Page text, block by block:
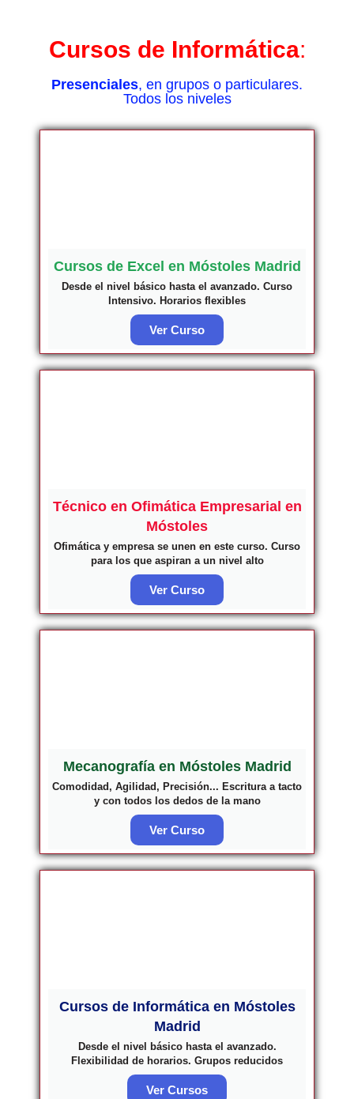
Cursos de Informática:
Presenciales, en grupos o particulares.
Todos los niveles
Cursos de Informática en Móstoles
Madrid
Desde el nivel básico hasta el avanzado.
Flexibilidad de horarios. Grupos reducidos
Ver Cursos
Mecanografía en Móstoles Madrid
Comodidad, Agilidad, Precisión... Escritura a tacto
y con todos los dedos de la mano
Ver Curso
Técnico en Ofimática Empresarial en
Móstoles
Ofimática y empresa se unen en este curso. Curso
para los que aspiran a un nivel alto
Ver Curso
Cursos de Excel en Móstoles Madrid
Desde el nivel básico hasta el avanzado. Curso
Intensivo. Horarios flexibles
Ver Curso